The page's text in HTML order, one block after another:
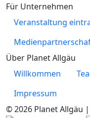
Für Unternehmen
Veranstaltung
Über Planet Allgäu
Willkommen
Impressum
© 2026 Planet Allgäu